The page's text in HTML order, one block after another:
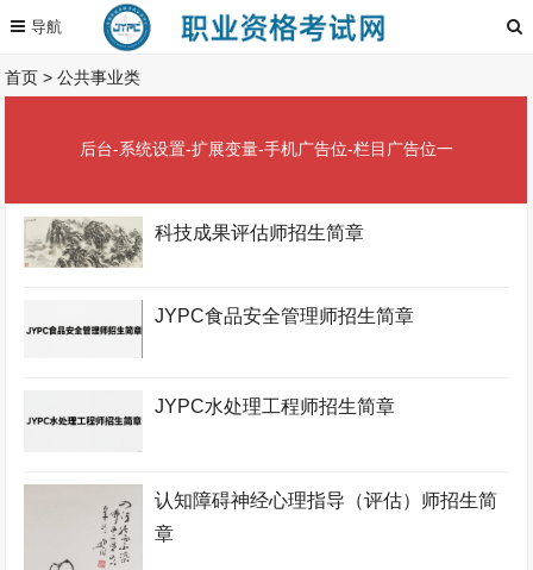
首页 >公共事业类
后台-系统设置-扩展变量-手机广告位-栏目广告位一
科技成果评估师招生简章
JYPC食品安全管理师招生简章
JYPC水处理工程师招生简章
认知障碍神经心理指导（评估）师招生简
章